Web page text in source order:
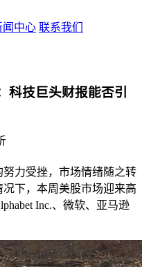
闻中心 联系我们
科技巨头财报能否引
力受挫，市场情绪随之转
下，本周美股市场迎来高
Inc.、微软、亚马逊